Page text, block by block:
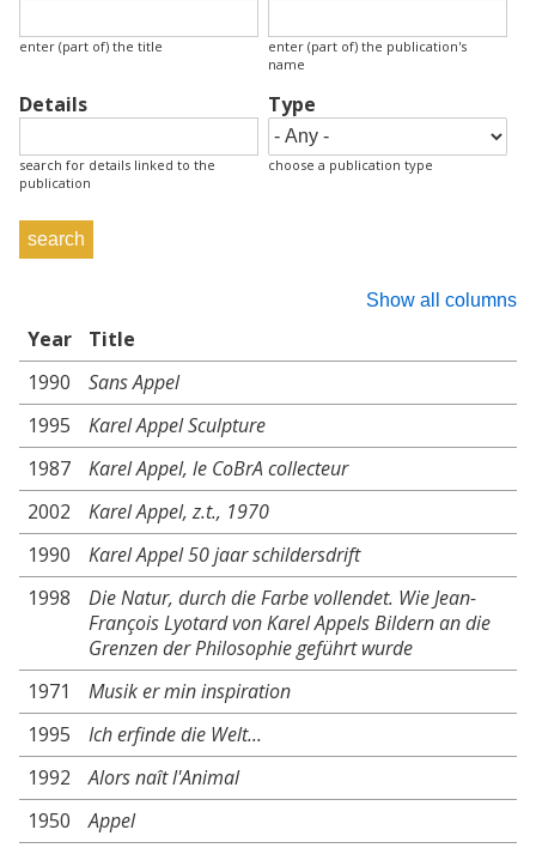
enter (part of) the title
enter (part of) the publication's
name
Details
search for details linked to the
publication
Type
choose a publication type
Show all columns
Year
Title
1990
Sans Appel
1995
Karel Appel Sculpture
1987
Karel Appel, le CoBrA collecteur
2002
Karel Appel, z.t., 1970
1990
Karel Appel 50 jaar schildersdrift
1998
Die Natur, durch die Farbe vollendet. Wie Jean-
François Lyotard von Karel Appels Bildern an die
Grenzen der Philosophie geführt wurde
1971
Musik er min inspiration
1995
Ich erfinde die Welt...
1992
Alors naît l'Animal
1950
Appel